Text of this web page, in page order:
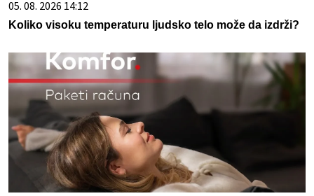
05. 08. 2026 14:12
Koliko visoku temperaturu ljudsko telo može da izdrži?